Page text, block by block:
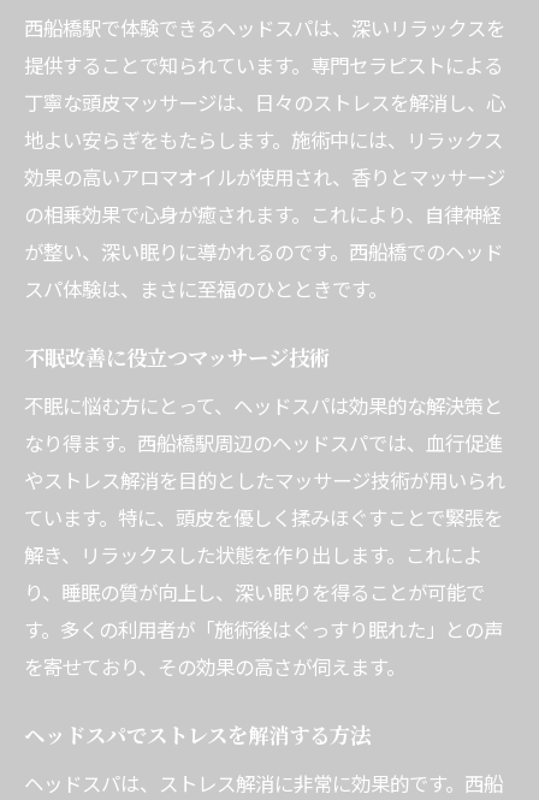
西船橋駅で体験できるヘッドスパは、深いリラックスを
提供することで知られています。専門セラピストによる
丁寧な頭皮マッサージは、日々のストレスを解消し、心
地よい安らぎをもたらします。施術中には、リラックス
効果の高いアロマオイルが使用され、香りとマッサージ
の相乗効果で心身が癒されます。これにより、自律神経
が整い、深い眠りに導かれるのです。西船橋でのヘッド
スパ体験は、まさに至福のひとときです。
不眠改善に役立つマッサージ技術
不眠に悩む方にとって、ヘッドスパは効果的な解決策と
なり得ます。西船橋駅周辺のヘッドスパでは、血行促進
やストレス解消を目的としたマッサージ技術が用いられ
ています。特に、頭皮を優しく揉みほぐすことで緊張を
解き、リラックスした状態を作り出します。これによ
り、睡眠の質が向上し、深い眠りを得ることが可能で
す。多くの利用者が「施術後はぐっすり眠れた」との声
を寄せており、その効果の高さが伺えます。
ヘッドスパでストレスを解消する方法
ヘッドスパは、ストレス解消に非常に効果的です。西船